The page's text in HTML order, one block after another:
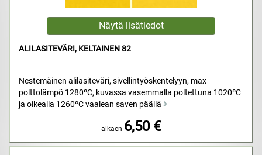
ALILASITEVÄRI, KELTAINEN 82
Nestemäinen alilasiteväri, sivellintyöskentelyyn, max
polttolämpö 1280ºC, kuvassa vasemmalla poltettuna 1020ºC
ja oikealla 1260ºC vaalean saven päällä
alkaen 6,50 €